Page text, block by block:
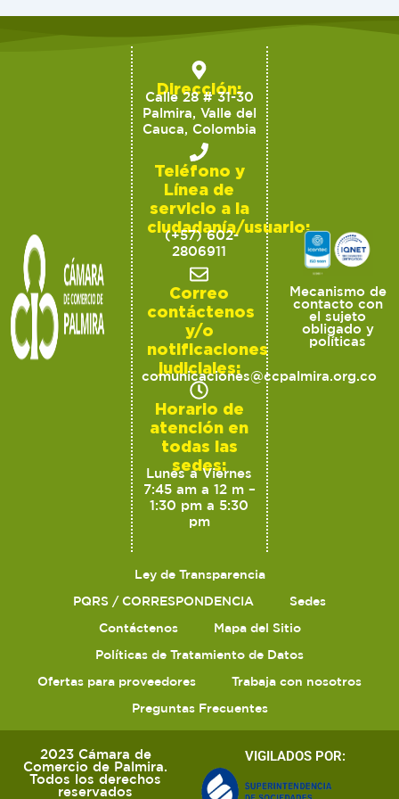
Dirección:
Calle 28 # 31-30
Palmira, Valle del
Cauca, Colombia
Teléfono y
Línea de
servicio a la
ciudadanía/usuario:
(+57) 602-
2806911
Correo
contáctenos
y/o
notificaciones
judiciales:
comunicaciones@ccpalmira.org.co
Horario de
atención en
todas las
sedes:
Lunes a Viernes
7:45 am a 12 m –
1:30 pm a 5:30
pm
Mecanismo de
contacto con
el sujeto
obligado y
políticas
Ley de Transparencia
PQRS / CORRESPONDENCIA
Sedes
Contáctenos
Mapa del Sitio
Políticas de Tratamiento de Datos
Ofertas para proveedores
Trabaja con nosotros
Preguntas Frecuentes
2023 Cámara de
Comercio de Palmira.
Todos los derechos
reservados
VIGILADOS POR: